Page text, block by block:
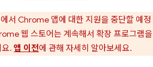
서 Chrome 앱에 대한 지원을 중단할 예정
웹 스토어는 계속해서 확장 프로그램을
. 앱 이전에 관해 자세히 알아보세요.